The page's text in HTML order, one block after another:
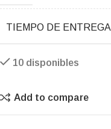
TIEMPO DE ENTREGA
10 disponibles
Add to compare